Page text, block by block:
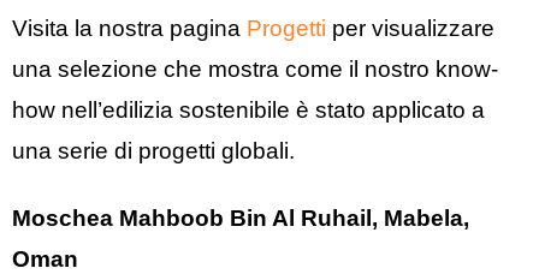
Visita la nostra pagina Progetti per visualizzare
una selezione che mostra come il nostro know-
how nell’edilizia sostenibile è stato applicato a
una serie di progetti globali.
Moschea Mahboob Bin Al Ruhail, Mabela,
Oman